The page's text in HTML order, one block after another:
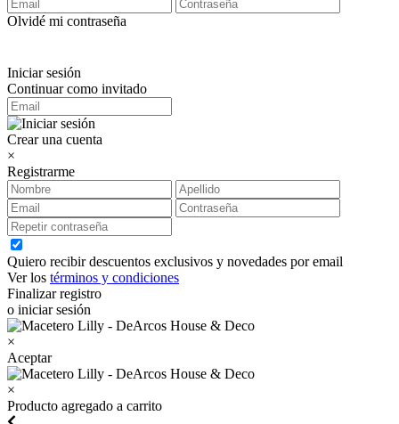
Olvidé mi contraseña
Iniciar sesión
Continuar como invitado
Crear una cuenta
×
Registrarme
Quiero recibir descuentos exclusivos y novedades por email
Ver los términos y condiciones
Finalizar registro
o iniciar sesión
×
Aceptar
×
Producto agregado a carrito